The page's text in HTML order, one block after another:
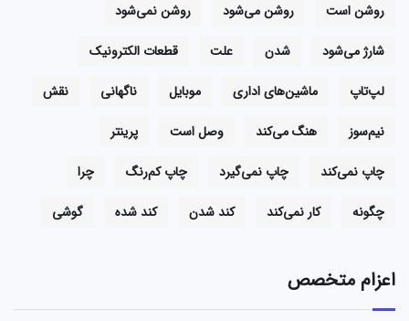
روشن است
روشن می‌شود
روشن نمی‌شود
شارژ می‌شود
شدن علت
قطعات الکترونیک
لپ‌تاپ
ماشین‌های اداری موبایل ناگهانی
نقش
نیم‌سوز
هنگ می‌کند وصل است
پرینتر
چاپ نمی‌کند
چاپ نمی‌گیرد چاپ کم‌رنگ
چرا
چگونه
کار نمی‌کند کند شدن کند شده گوشی
اعزام متخصص